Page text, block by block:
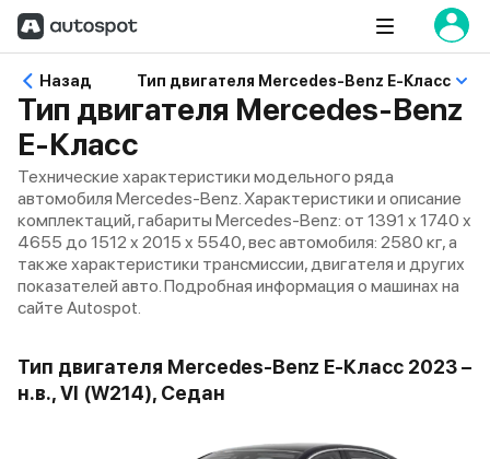
Назад Тип двигателя Mercedes-Benz E-Класс
Тип двигателя Mercedes-Benz
E-Класс
Технические характеристики модельного ряда
автомобиля Mercedes-Benz. Характеристики и описание
комплектаций, габариты Mercedes-Benz: от 1391 x 1740 x
4655 до 1512 x 2015 x 5540, вес автомобиля: 2580 кг, а
также характеристики трансмиссии, двигателя и других
показателей авто. Подробная информация о машинах на
сайте Autospot.
Тип двигателя Mercedes-Benz E-Класс 2023 –
н.в., VI (W214), Седан